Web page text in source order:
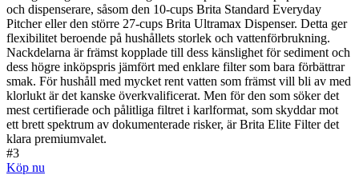
och dispenserare, såsom den 10-cups Brita Standard Everyday
Pitcher eller den större 27-cups Brita Ultramax Dispenser. Detta ger
flexibilitet beroende på hushållets storlek och vattenförbrukning.
Nackdelarna är främst kopplade till dess känslighet för sediment och
dess högre inköpspris jämfört med enklare filter som bara förbättrar
smak. För hushåll med mycket rent vatten som främst vill bli av med
klorlukt är det kanske överkvalificerat. Men för den som söker det
mest certifierade och pålitliga filtret i karlformat, som skyddar mot
ett brett spektrum av dokumenterade risker, är Brita Elite Filter det
klara premiumvalet.
#3
Köp nu